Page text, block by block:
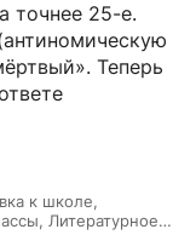
точнее 25-е.
Теперь
к школе,
Литературное